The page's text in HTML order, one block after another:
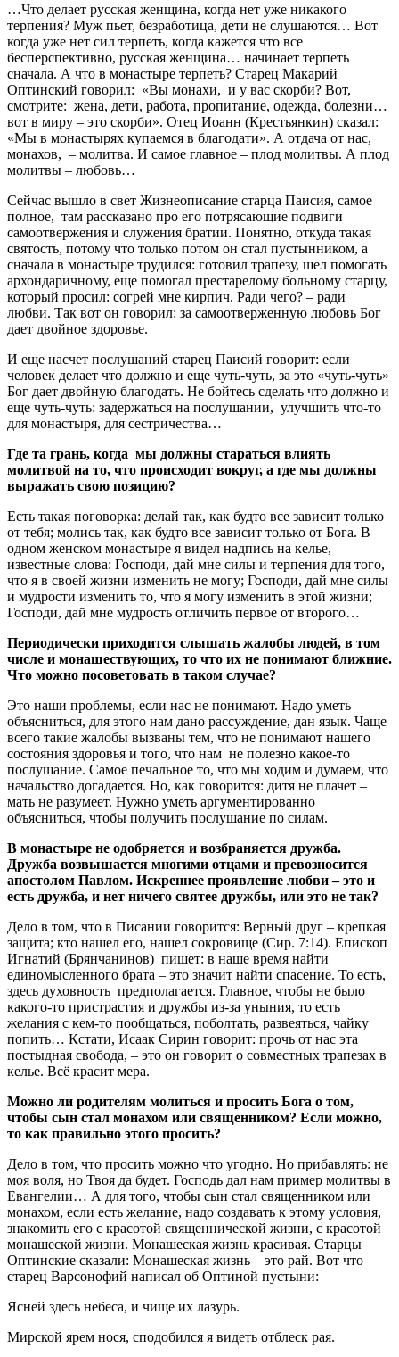
…Что делает русская женщина, когда нет уже никакого
терпения? Муж пьет, безработица, дети не слушаются… Вот
когда уже нет сил терпеть, когда кажется что все
бесперспективно, русская женщина… начинает терпеть
сначала. А что в монастыре терпеть? Старец Макарий
Оптинский говорил: «Вы монахи, и у вас скорби? Вот,
смотрите: жена, дети, работа, пропитание, одежда, болезни…
вот в миру – это скорби». Отец Иоанн (Крестьянкин) сказал:
«Мы в монастырях купаемся в благодати». А отдача от нас,
монахов, – молитва. И самое главное – плод молитвы. А плод
молитвы – любовь…
Сейчас вышло в свет Жизнеописание старца Паисия, самое
полное, там рассказано про его потрясающие подвиги
самоотвержения и служения братии. Понятно, откуда такая
святость, потому что только потом он стал пустынником, а
сначала в монастыре трудился: готовил трапезу, шел помогать
архондаричному, еще помогал престарелому больному старцу,
который просил: согрей мне кирпич. Ради чего? – ради
любви. Так вот он говорил: за самоотверженную любовь Бог
дает двойное здоровье.
И еще насчет послушаний старец Паисий говорит: если
человек делает что должно и еще чуть-чуть, за это «чуть-чуть»
Бог дает двойную благодать. Не бойтесь сделать что должно и
еще чуть-чуть: задержаться на послушании, улучшить что-то
для монастыря, для сестричества…
Где та грань, когда мы должны стараться влиять
молитвой на то, что происходит вокруг, а где мы должны
выражать свою позицию?
Есть такая поговорка: делай так, как будто все зависит только
от тебя; молись так, как будто все зависит только от Бога. В
одном женском монастыре я видел надпись на келье,
известные слова: Господи, дай мне силы и терпения для того,
что я в своей жизни изменить не могу; Господи, дай мне силы
и мудрости изменить то, что я могу изменить в этой жизни;
Господи, дай мне мудрость отличить первое от второго…
Периодически приходится слышать жалобы людей, в том
числе и монашествующих, то что их не понимают ближние.
Что можно посоветовать в таком случае?
Это наши проблемы, если нас не понимают. Надо уметь
объясниться, для этого нам дано рассуждение, дан язык. Чаще
всего такие жалобы вызваны тем, что не понимают нашего
состояния здоровья и того, что нам не полезно какое-то
послушание. Самое печальное то, что мы ходим и думаем, что
начальство догадается. Но, как говорится: дитя не плачет –
мать не разумеет. Нужно уметь аргументированно
объясниться, чтобы получить послушание по силам.
В монастыре не одобряется и возбраняется дружба.
Дружба возвышается многими отцами и превозносится
апостолом Павлом. Искреннее проявление любви – это и
есть дружба, и нет ничего святее дружбы, или это не так?
Дело в том, что в Писании говорится: Верный друг – крепкая
защита; кто нашел его, нашел сокровище (Сир. 7:14). Епископ
Игнатий (Брянчанинов) пишет: в наше время найти
единомысленного брата – это значит найти спасение. То есть,
здесь духовность предполагается. Главное, чтобы не было
какого-то пристрастия и дружбы из-за уныния, то есть
желания с кем-то пообщаться, поболтать, развеяться, чайку
попить… Кстати, Исаак Сирин говорит: прочь от нас эта
постыдная свобода, – это он говорит о совместных трапезах в
келье. Всё красит мера.
Можно ли родителям молиться и просить Бога о том,
чтобы сын стал монахом или священником? Если можно,
то как правильно этого просить?
Дело в том, что просить можно что угодно. Но прибавлять: не
моя воля, но Твоя да будет. Господь дал нам пример молитвы в
Евангелии… А для того, чтобы сын стал священником или
монахом, если есть желание, надо создавать к этому условия,
знакомить его с красотой священнической жизни, с красотой
монашеской жизни. Монашеская жизнь красивая. Старцы
Оптинские сказали: Монашеская жизнь – это рай. Вот что
старец Варсонофий написал об Оптиной пустыни:
Ясней здесь небеса, и чище их лазурь.
Мирской ярем нося, сподобился я видеть отблеск рая.